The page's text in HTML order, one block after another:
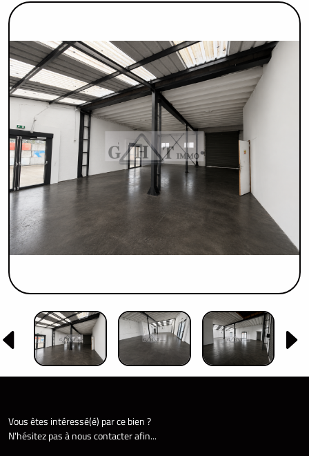
Vous êtes intéressé(é) par ce bien ?
N'hésitez pas à nous contacter afin...